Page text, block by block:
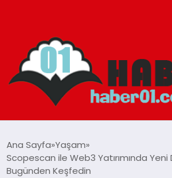
ADANA
Ana Sayfa Yaşam
Scopescan ile Web3 Yatırımında
Bugünden Keşfedin